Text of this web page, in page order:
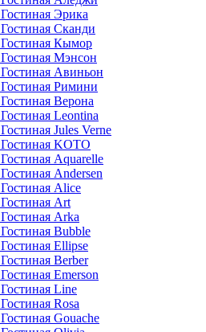
Гостиная Эрика
Гостиная Сканди
Гостиная Кымор
Гостиная Мэнсон
Гостиная Авиньон
Гостиная Римини
Гостиная Верона
Гостиная Leontina
Гостиная Jules Verne
Гостиная KOTO
Гостиная Aquarelle
Гостиная Andersen
Гостиная Alice
Гостиная Art
Гостиная Arka
Гостиная Bubble
Гостиная Ellipse
Гостиная Berber
Гостиная Emerson
Гостиная Line
Гостиная Rosa
Гостиная Gouache